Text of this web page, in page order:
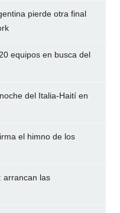
pierde otra final
equipos en busca del
del Italia-Haití en
el himno de los
arrancan las